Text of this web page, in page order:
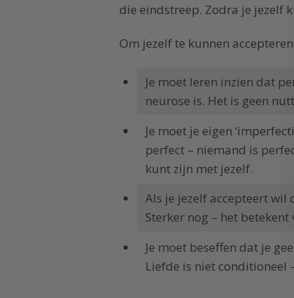
die eindstreep. Zodra je jezelf
Om jezelf te kunnen
Je moet leren inzien dat
neurose is. Het is geen
Je moet je eigen
perfect – niemand is
kunt zijn met jezelf.
Als je jezelf accepteert wil
Sterker nog – het
Je moet beseffen dat je
Liefde is niet conditioneel